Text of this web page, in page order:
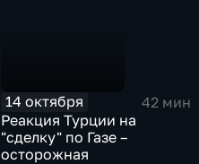
14 октября
42 мин
Реакция Турции на
"сделку" по Газе –
осторожная